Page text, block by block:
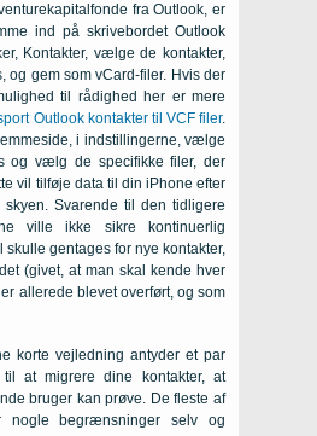
fra Outlook, er
ind på skrivebordet Outlook
Kontakter, vælge de kontakter,
og gem som vCard-filer. Hvis der
til rådighed her er mere
Outlook kontakter til VCF filer.
i indstillingerne, vælge
og vælg de specifikke filer, der
vil tilføje data til din iPhone efter
skyen. Svarende til den tidligere
ville ikke sikre kontinuerlig
skulle gentages for nye kontakter,
(givet, at man skal kende hver
allerede blevet overført, og som
korte vejledning antyder et par
at migrere dine kontakter, at
bruger kan prøve. De fleste af
nogle begrænsninger selv og